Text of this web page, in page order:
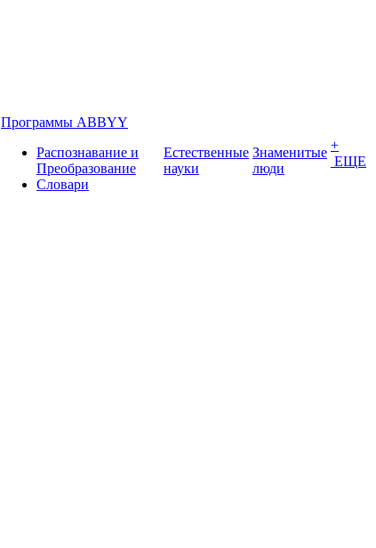
Программы ABBYY
Распознавание и
Преобразование
Словари
Естественные
науки
Знаменитые
люди
+
ЕЩЕ